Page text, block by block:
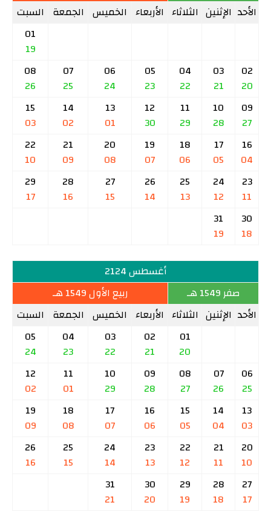
الأحد الإثنين الثلاثاء الأربعاء الخميس الجمعة السبت
01
19
02
20
03
21
04
22
05
23
06
24
07
25
08
26
09
27
10
28
11
29
12
30
13
01
14
02
15
03
16
04
17
05
18
06
19
07
20
08
21
09
22
10
23
11
24
12
25
13
26
14
27
15
28
16
29
17
30
18
31
19
أغسطس 2124
صفر 1549 هـ
ربيع الأول 1549 هـ
الأحد الإثنين الثلاثاء الأربعاء الخميس الجمعة السبت
01
20
02
21
03
22
04
23
05
24
06
25
07
26
08
27
09
28
10
29
11
01
12
02
13
03
14
04
15
05
16
06
17
07
18
08
19
09
20
10
21
11
22
12
23
13
24
14
25
15
26
16
27
17
28
18
29
19
30
20
31
21